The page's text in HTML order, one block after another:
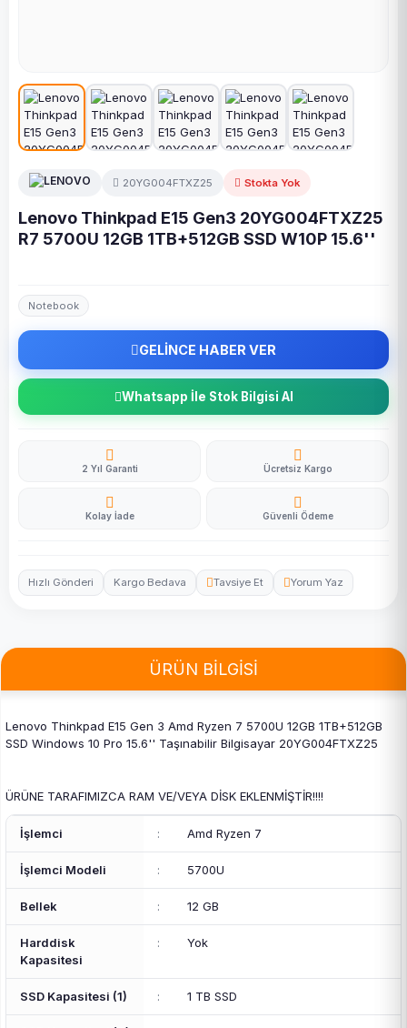
20YG004FTXZ25 Stokta Yok
Lenovo Thinkpad E15 Gen3 20YG004FTXZ25
R7 5700U 12GB 1TB+512GB SSD W10P 15.6''
Notebook
GELİNCE HABER VER
Whatsapp İle Stok Bilgisi Al
2 Yıl Garanti Ücretsiz Kargo
Kolay İade Güvenli Ödeme
Hızlı Gönderi Kargo Bedava Tavsiye Et Yorum Yaz
ÜRÜN BİLGİSİ
Lenovo Thinkpad E15 Gen 3 Amd Ryzen 7 5700U 12GB 1TB+512GB
SSD Windows 10 Pro 15.6'' Taşınabilir Bilgisayar 20YG004FTXZ25
ÜRÜNE TARAFIMIZCA RAM VE/VEYA DİSK EKLENMİŞTİR!!!!
İşlemci : Amd Ryzen 7
İşlemci Modeli : 5700U
Bellek : 12 GB
Harddisk
Kapasitesi
: Yok
SSD Kapasitesi (1) : 1 TB SSD